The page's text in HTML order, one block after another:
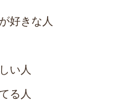
好きな人
い人
る人